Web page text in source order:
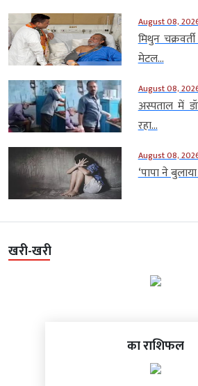
August 08,
मिथुन
मेटल...
August 08,
अस्पताल में
रहा...
August 08,
‘पापा ने
खरी-खरी
का राशिफल